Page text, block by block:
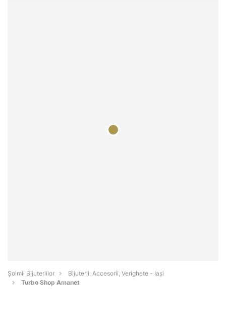
Şoimii Bijuteriilor
Bijuterii, Accesorii, Verighete - Iaşi
Turbo Shop Amanet